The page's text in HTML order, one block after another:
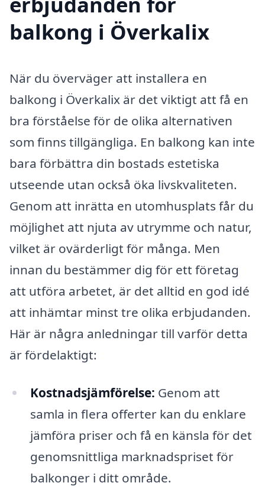
balkong i Överkalix
När du överväger att installera en
balkong i Överkalix är det viktigt att få en
bra förståelse för de olika alternativen
som finns tillgängliga. En balkong kan inte
bara förbättra din bostads estetiska
utseende utan också öka livskvaliteten.
Genom att inrätta en utomhusplats får du
möjlighet att njuta av utrymme och natur,
vilket är ovärderligt för många. Men
innan du bestämmer dig för ett företag
att utföra arbetet, är det alltid en god idé
att inhämtar minst tre olika erbjudanden.
Här är några anledningar till varför detta
är fördelaktigt:
Kostnadsjämförelse: Genom att
samla in flera offerter kan du enklare
jämföra priser och få en känsla för det
genomsnittliga marknadspriset för
balkonger i ditt område.